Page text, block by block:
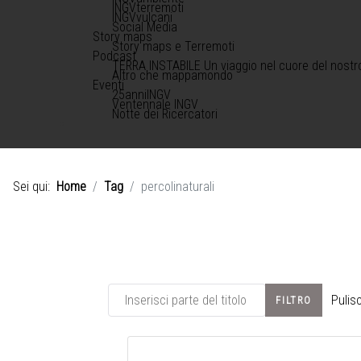
INGVterremoti
INGVvulcani
Social Media
Story maps
Story maps e Terremoti
Podcast
TERRA INSTABILE Un viaggio nel cuore del
Altro che mappamondo
Eventi
25anniINGV
Ventennale INGV
Notte dei Ricercatori
Sei qui: Home Tag percolinaturali
Inserisci parte del titolo FILTRO